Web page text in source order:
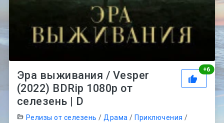
+6
Эра выживания / Vesper
(2022) BDRip 1080p от
селезень | D
Релизы от селезень / Драма / Приключения /